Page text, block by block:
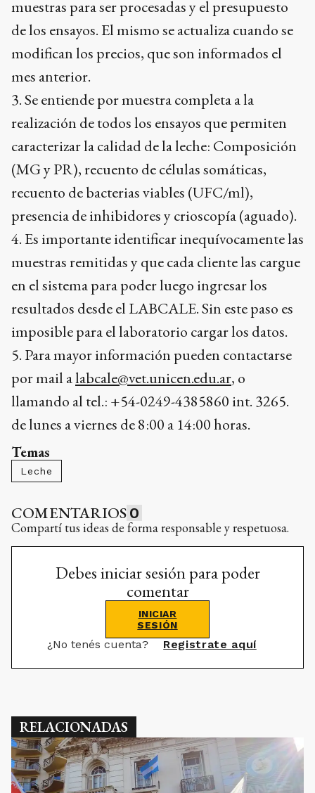
muestras para ser procesadas y el presupuesto
de los ensayos. El mismo se actualiza cuando se
modifican los precios, que son informados el
mes anterior.
3. Se entiende por muestra completa a la
realización de todos los ensayos que permiten
caracterizar la calidad de la leche: Composición
(MG y PR), recuento de células somáticas,
recuento de bacterias viables (UFC/ml),
presencia de inhibidores y crioscopía (aguado).
4. Es importante identificar inequívocamente las
muestras remitidas y que cada cliente las cargue
en el sistema para poder luego ingresar los
resultados desde el LABCALE. Sin este paso es
imposible para el laboratorio cargar los datos.
5. Para mayor información pueden contactarse
por mail alabcale@vet.unicen.edu.ar, o
llamando al tel.: +54-0249-4385860 int. 3265.
de lunes a viernes de 8:00 a 14:00 horas.
Temas
Leche
COMENTARIOS 0
Compartí tus ideas de forma responsable y respetuosa.
Debes iniciar sesión para poder
comentar
INICIAR
SESIÓN
¿No tenés cuenta? Registrate aquí
RELACIONADAS